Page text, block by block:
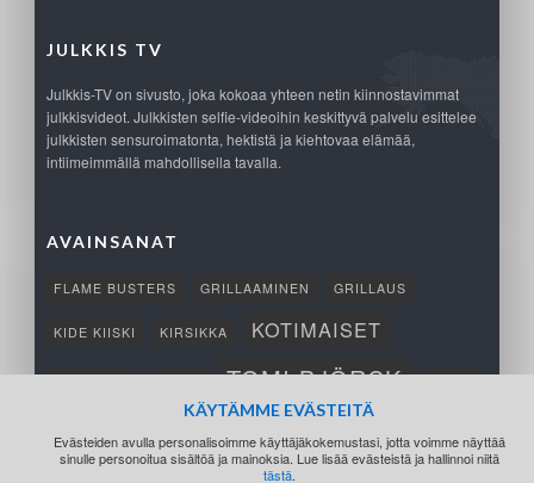
JULKKIS TV
Julkkis-TV on sivusto, joka kokoaa yhteen netin kiinnostavimmat
julkkisvideot. Julkkisten selfie-videoihin keskittyvä palvelu esittelee
julkkisten sensuroimatonta, hektistä ja kiehtovaa elämää,
intiimeimmällä mahdollisella tavalla.
AVAINSANAT
FLAME BUSTERS GRILLAAMINEN GRILLAUS
KIDE KIISKI KIRSIKKA KOTIMAISET
TOMI BJÖRCK
KÄYTÄMME EVÄSTEITÄ
Evästeiden avulla personalisoimme käyttäjäkokemustasi, jotta voimme näyttää
sinulle personoitua sisältöä ja mainoksia. Lue lisää evästeistä ja hallinnoi niitä
tästä.